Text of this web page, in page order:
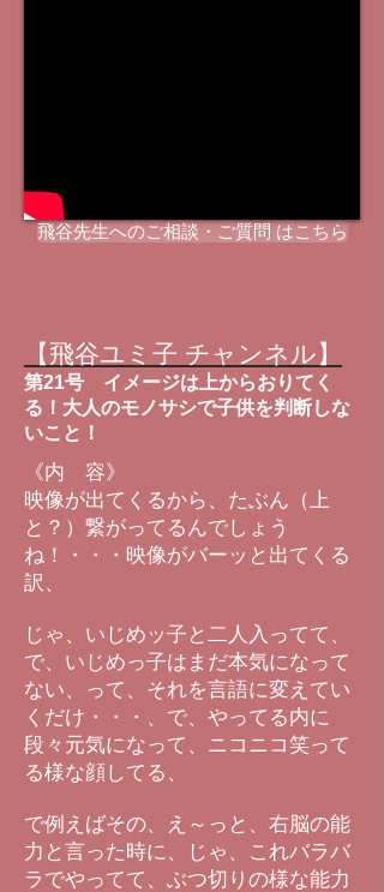
飛谷先生へのご相談・ご質問 はこちら
【飛谷ユミ子 チャンネル】
第21号 イメージは上からおりてく
る！大人のモノサシで子供を判断しな
いこと！
《内 容》
映像が出てくるから、たぶん（上
と？）繋がってるんでしょう
ね！・・・映像がバーッと出てくる
訳、
じゃ、いじめッ子と二人入ってて、
で、いじめっ子はまだ本気になって
ない、って、それを言語に変えてい
くだけ・・・、で、やってる内に
段々元気になって、ニコニコ笑って
る様な顔してる、
で例えばその、え～っと、右脳の能
力と言った時に、じゃ、これバラバ
ラでやってて、ぶつ切りの様な能力